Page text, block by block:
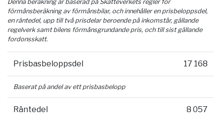
Denna beräkning är baserad på Skatteverkets regler för
förmånsberäkning av förmånsbilar, och innehåller en prisbeloppsdel,
en räntedel, upp till två prisdelar beroende på inkomstår, gällande
regelverk samt bilens förmånsgrundande pris, och till sist gällande
fordonsskatt.
Prisbasbeloppsdel 17 168
Baserat på andel av ett prisbasbelopp
Räntedel 8 057